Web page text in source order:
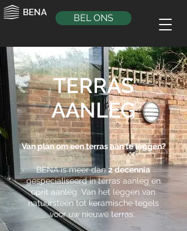
BENA BEL ONS
TERRAS
AANLEG
Van plan om een terras aan te leggen?
BENA is meer dan2 decennia
gespecialiseerd in terras aanleg en
oprit aanleg. Van het leggen van
natuursteen tot keramische tegels
voor uw nieuwe terras.